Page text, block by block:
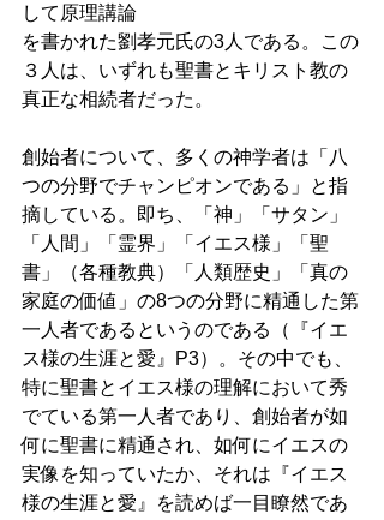
して原理講論
を書かれた劉孝元氏の3人である。この
３人は、いずれも聖書とキリスト教の
真正な相続者だった。
創始者について、多くの神学者は「八
つの分野でチャンピオンである」と指
摘している。即ち、「神」「サタン」
「人間」「霊界」「イエス様」「聖
書」（各種教典）「人類歴史」「真の
家庭の価値」の8つの分野に精通した第
一人者であるというのである（『イエ
ス様の生涯と愛』P3）。その中でも、
特に聖書とイエス様の理解において秀
でている第一人者であり、創始者が如
何に聖書に精通され、如何にイエスの
実像を知っていたか、それは『イエス
様の生涯と愛』を読めば一目瞭然であ